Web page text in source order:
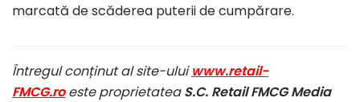
marcată de scăderea puterii de cumpărare.
Întregul conținut al site-uluiwww.retail-
FMCG.roeste proprietateaS.C. Retail FMCG Media